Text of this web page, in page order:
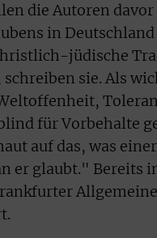
die Autoren davor
in
jüdische
sie. Als
für Vorbehalte
auf das, was
er glaubt." Bereits